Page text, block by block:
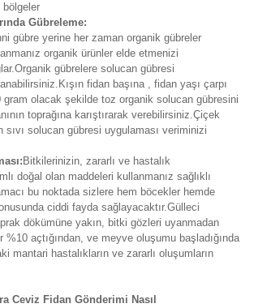
bölgeler
Gübreleme:
gübre yerine her zaman organik gübreler
organik ürünler elde etmenizi
gübrelere solucan gübresi
fidan başına , fidan yaşı çarpı
gram olacak şekilde toz organik solucan gübresini
toprağına karıştırarak verebilirsiniz.Çiçek
sıvı solucan gübresi uygulaması veriminizi
Bitkilerinizin, zararlı ve hastalık
doğal olan maddeleri kullanmanız sağlıklı
bu noktada sizlere hem böcekler hemde
ciddi fayda sağlayacaktır.Gülleci
dökümüne yakın, bitki gözleri uyanmadan
açtığından, ve meyve oluşumu başladığında
mantari hastalıkların ve zararlı oluşumların
Ceviz Fidan Gönderimi Nasıl